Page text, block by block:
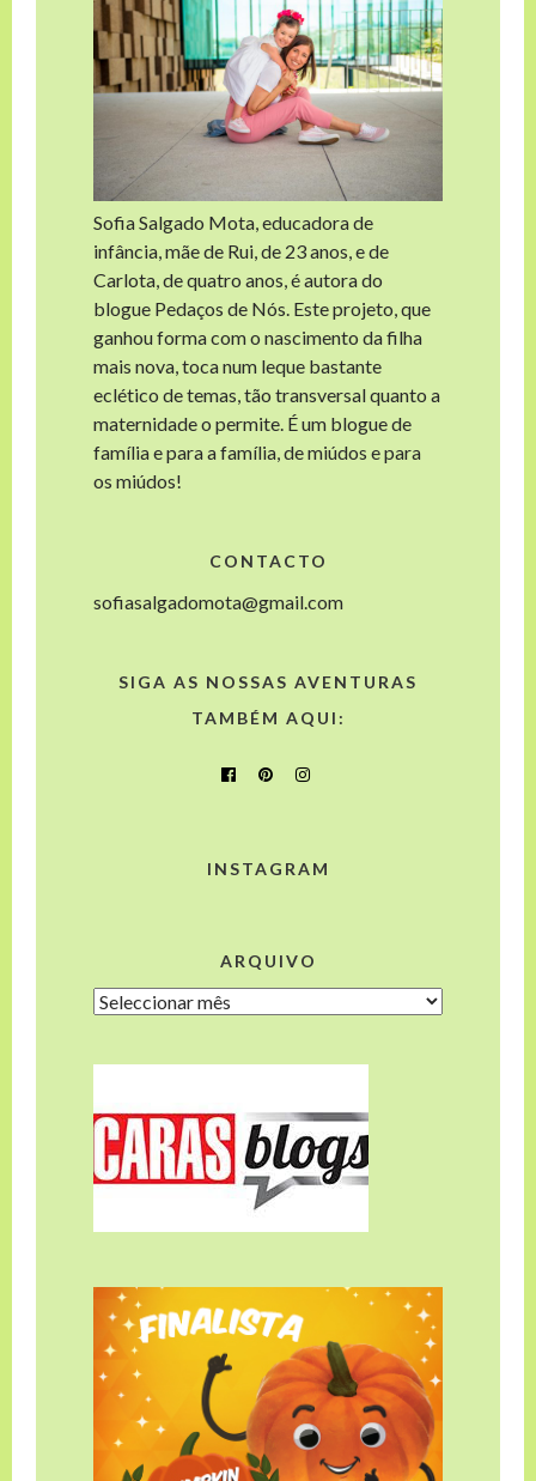
Sofia Salgado Mota, educadora de
infância, mãe de Rui, de 23 anos, e de
Carlota, de quatro anos, é autora do
blogue Pedaços de Nós. Este projeto, que
ganhou forma com o nascimento da filha
mais nova, toca num leque bastante
eclético de temas, tão transversal quanto a
maternidade o permite. É um blogue de
família e para a família, de miúdos e para
os miúdos!
CONTACTO
sofiasalgadomota@gmail.com
SIGA AS NOSSAS AVENTURAS
TAMBÉM AQUI:
INSTAGRAM
ARQUIVO
Arquivo